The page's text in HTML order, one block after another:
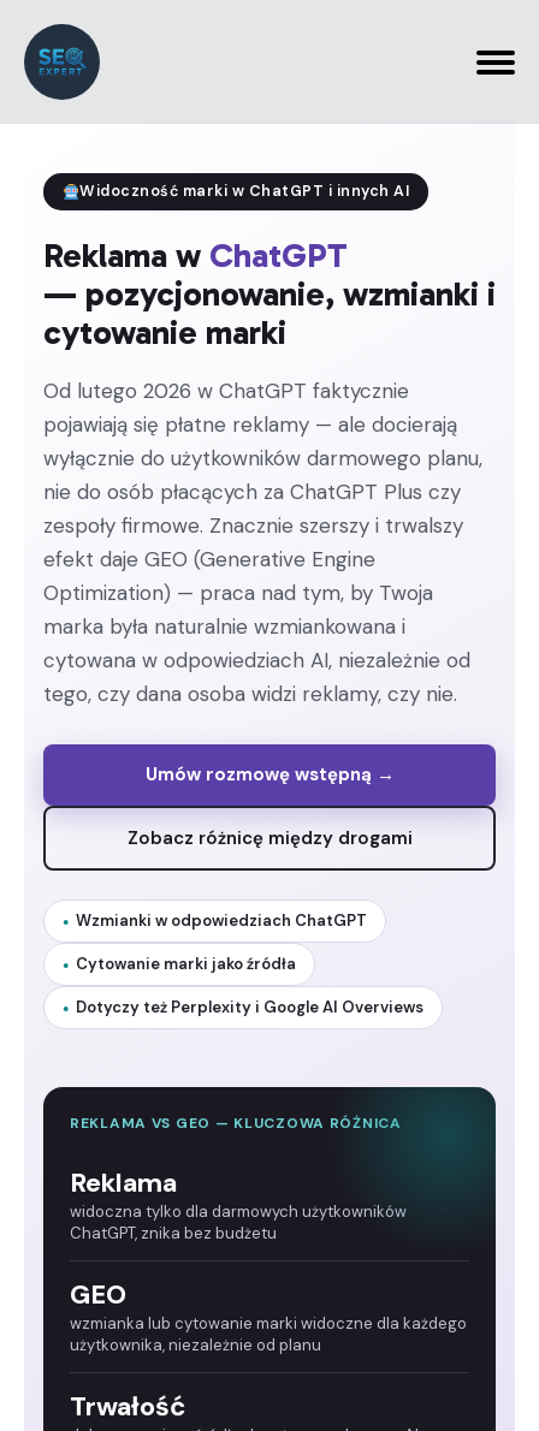
Widoczność marki w ChatGPT i innych AI
Reklama w ChatGPT
— pozycjonowanie, wzmianki i
cytowanie marki
Od lutego 2026 w ChatGPT faktycznie
pojawiają się płatne reklamy — ale docierają
wyłącznie do użytkowników darmowego planu,
nie do osób płacących za ChatGPT Plus czy
zespoły firmowe. Znacznie szerszy i trwalszy
efekt daje GEO (Generative Engine
Optimization) — praca nad tym, by Twoja
marka była naturalnie wzmiankowana i
cytowana w odpowiedziach AI, niezależnie od
tego, czy dana osoba widzi reklamy, czy nie.
Umów rozmowę wstępną →
Zobacz różnicę między drogami
Wzmianki w odpowiedziach ChatGPT
Cytowanie marki jako źródła
Dotyczy też Perplexity i Google AI Overviews
REKLAMA VS GEO — KLUCZOWA RÓŻNICA
Reklama
widoczna tylko dla darmowych użytkowników
ChatGPT, znika bez budżetu
GEO
wzmianka lub cytowanie marki widoczne dla każdego
użytkownika, niezależnie od planu
Trwałość